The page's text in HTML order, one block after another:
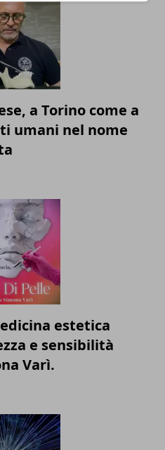
a Torino come a
umani nel nome
estetica
e sensibilità
Varì.